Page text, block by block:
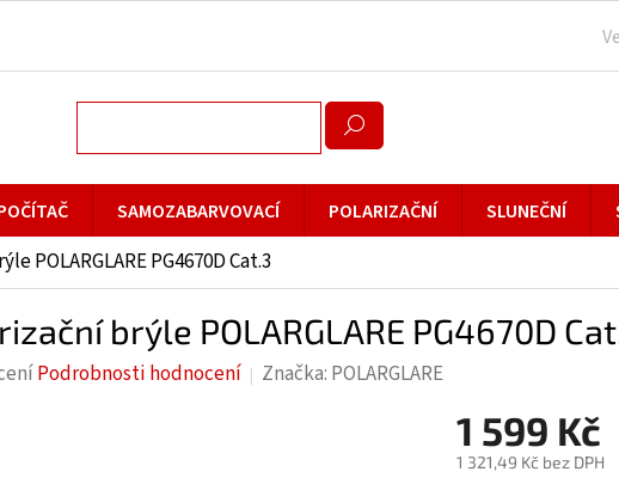
SAMOZABARVOVACÍ POLARIZAČNÍ SLUNEČNÍ
POLARGLARE PG4670D Cat.3
brýle POLARGLARE PG4670D
Podrobnosti hodnocení Značka: POLARGLARE
1 599 Kč
1 321,49 Kč bez DPH